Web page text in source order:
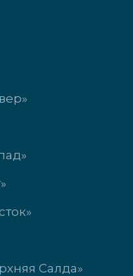
Салда»